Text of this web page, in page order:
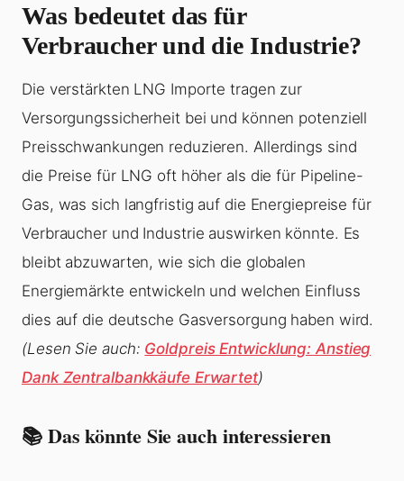
Was bedeutet das für
Verbraucher und die Industrie?
Die verstärkten LNG Importe tragen zur
Versorgungssicherheit bei und können potenziell
Preisschwankungen reduzieren. Allerdings sind
die Preise für LNG oft höher als die für Pipeline-
Gas, was sich langfristig auf die Energiepreise für
Verbraucher und Industrie auswirken könnte. Es
bleibt abzuwarten, wie sich die globalen
Energiemärkte entwickeln und welchen Einfluss
dies auf die deutsche Gasversorgung haben wird.
(Lesen Sie auch: Goldpreis Entwicklung: Anstieg
Dank Zentralbankkäufe Erwartet)
📚 Das könnte Sie auch interessieren